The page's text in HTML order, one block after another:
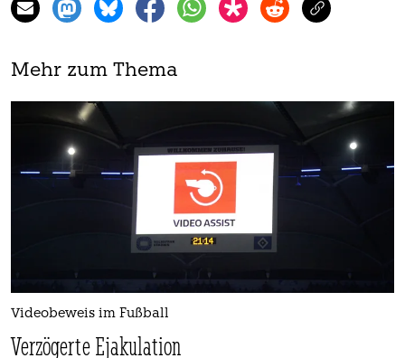
Mehr zum Thema
Videobeweis im Fußball
Verzögerte Ejakulation